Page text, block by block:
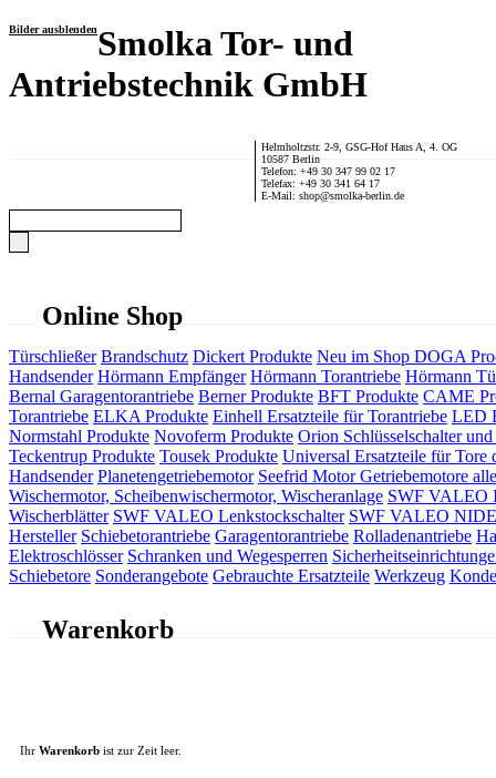
Bilder ausblendenSmolka Tor- und
Antriebstechnik GmbH
Helmholtzstr. 2-9, GSG-Hof Haus A, 4. OG
10587 Berlin
Telefon: +49 30 347 99 02 17
Telefax: +49 30 341 64 17
E-Mail: shop@smolka-berlin.de
Online Shop
Türschließer Brandschutz Dickert Produkte Neu im Shop DOGA
Handsender Hörmann Empfänger Hörmann Torantriebe Hörmann
Bernal Garagentorantriebe Berner Produkte BFT Produkte CAME
Torantriebe ELKA Produkte Einhell Ersatzteile für Torantriebe LED
Normstahl Produkte Novoferm Produkte Orion Schlüsselschalter und
Teckentrup Produkte Tousek Produkte Universal Ersatzteile für Tore
Handsender Planetengetriebemotor Seefrid Motor Getriebemotore
Wischermotor, Scheibenwischermotor, Wischeranlage SWF VALEO
Wischerblätter SWF VALEO Lenkstockschalter SWF VALEO
Hersteller Schiebetorantriebe Garagentorantriebe Rolladenantriebe
Elektroschlösser Schranken und Wegesperren
Schiebetore Sonderangebote Gebrauchte Ersatzteile Werkzeug
Warenkorb
Ihr Warenkorb ist zur Zeit leer.